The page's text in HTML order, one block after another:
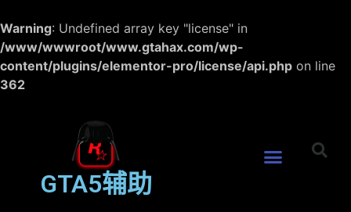
Warning: Undefined array key "license" in
/www/wwwroot/www.gtahax.com/wp-
content/plugins/elementor-pro/license/api.php on line
362
GTA5辅助